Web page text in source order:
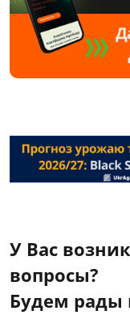
У Вас
вопросы?
Будем рады